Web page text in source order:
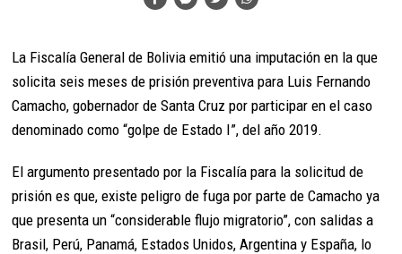
La Fiscalía General de Bolivia emitió una imputación en la que
solicita seis meses de prisión preventiva para Luis Fernando
Camacho, gobernador de Santa Cruz por participar en el caso
denominado como “golpe de Estado I”, del año 2019.
El argumento presentado por la Fiscalía para la solicitud de
prisión es que, existe peligro de fuga por parte de Camacho ya
que presenta un “considerable flujo migratorio”, con salidas a
Brasil, Perú, Panamá, Estados Unidos, Argentina y España, lo